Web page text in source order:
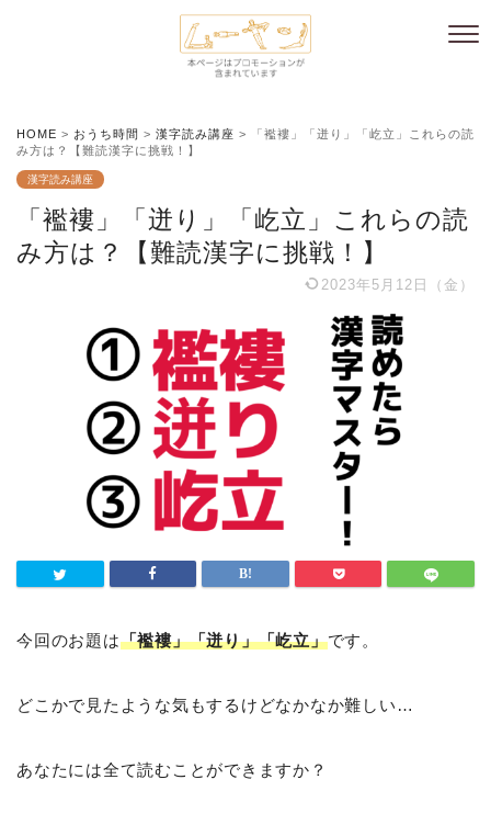
HOME > おうち時間 > 漢字読み講座 >
「襤褸」「迸り」「屹立」これらの読
み方は？【難読漢字に挑戦！】
漢字読み講座
「襤褸」「迸り」「屹立」これらの読
み方は？【難読漢字に挑戦！】
2023年5月12日（金）
今回のお題は「襤褸」「迸り」「屹立」です。
どこかで見たような気もするけどなかなか難しい…
あなたには全て読むことができますか？